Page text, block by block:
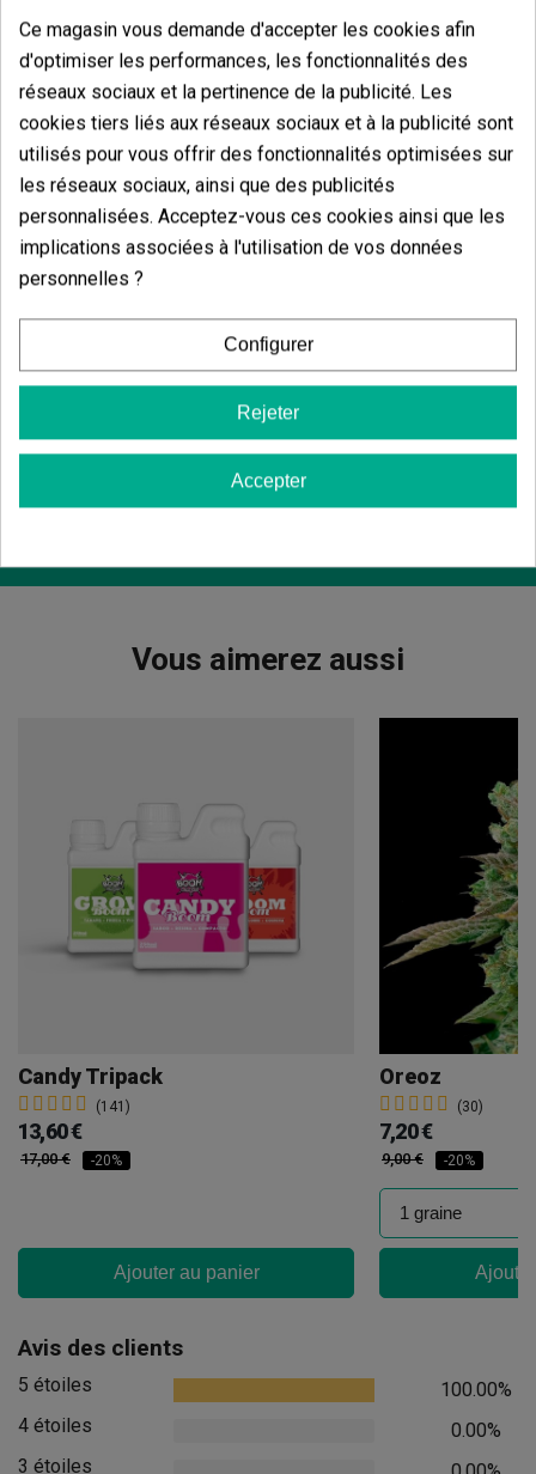
répondra à toutes vos attentes. Sa forte charge sativa
créera les meilleurssentiments d'euphorie,
d'énergie et de bonheurlorsque nous la fumerons.
Parfaite pour les réunions avec nos amis ou pour se
déconnecter complètement du quotidien.
De même, ses notes indica se manifestent
également après un certain temps, créant des
sensations de détente et des effets sédatifs. Ceux-ci
se combinent parfaitement avec les notes
euphoriques du début. C'est pourquoi il s'agit d'une
souche hautement recommandée pour le traitement
de différentes maladies telles que l'anxiété ou le
agir contre d'autres affections comme le glaucome.
Faits importants sur la souche Y Griega
: 80/20%.
Floraison: 10-11 semaines à l'intérieur. Fin
: 1-1,60 m en intérieur. 2,5-3 m en
extérieur.
Vous aimerez aussi
Candy Tripack
(141)
13,60 €
17,00 € -20%
Ajouter au panier
Oreoz
(30)
7,20 €
9,00 € -20%
Avis des clients
5 étoiles
100.00%
4 étoiles
0.00%
3 étoiles
Ce magasin vous demande d'accepter les cookies afin
d'optimiser les performances, les fonctionnalités des
réseaux sociaux et la pertinence de la publicité. Les
cookies tiers liés aux réseaux sociaux et à la publicité sont
utilisés pour vous offrir des fonctionnalités optimisées sur
les réseaux sociaux, ainsi que des publicités
personnalisées. Acceptez-vous ces cookies ainsi que les
implications associées à l'utilisation de vos données
personnelles ?
Configurer
Rejeter
Accepter